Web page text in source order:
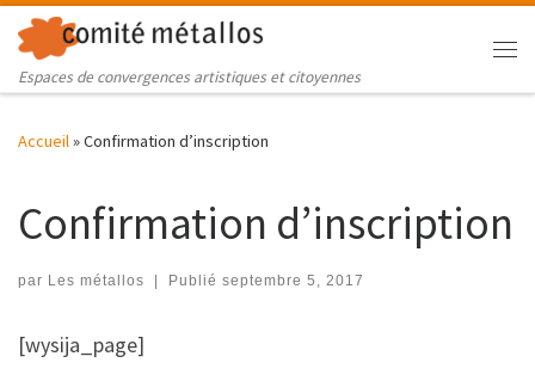
Skip to content
Espaces de convergences artistiques et citoyennes
Accueil»Confirmation d’inscription
Confirmation d’inscription
par Les métallos | Publié septembre 5, 2017
[wysija_page]